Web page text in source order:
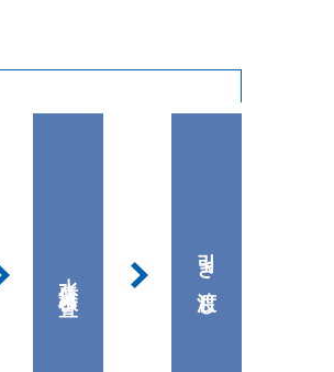
水質検査 引き渡し